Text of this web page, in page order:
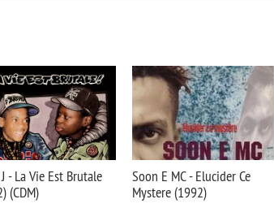
- La Vie Est Brutale
(CDM)
Soon E MC - Elucider Ce
Mystere (1992)